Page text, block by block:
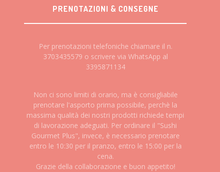
PRENOTAZIONI & CONSEGNE
Per prenotazioni telefoniche chiamare il n.
3703435579 o scrivere via WhatsApp al
3395871134
Non ci sono limiti di orario, ma è consigliabile
prenotare l'asporto prima possibile, perchè la
massima qualità dei nostri prodotti richiede tempi
di lavorazione adeguati. Per ordinare il "Sushi
Gourmet Plus", invece, è necessario prenotare
entro le 10:30 per il pranzo, entro le 15:00 per la
cena.
Grazie della collaborazione e buon appetito!